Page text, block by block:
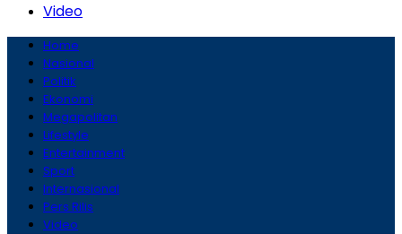
Video
Home
Nasional
Politik
Ekonomi
Megapolitan
Lifestyle
Entertainment
Sport
Internasional
Pers Rilis
Video